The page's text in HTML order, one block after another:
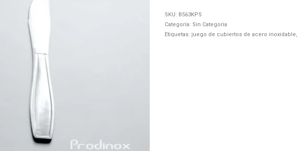
SKU: B563KPS
Categoría: Sin Categoría
Etiquetas: juego de cubiertos de acero inoxidable